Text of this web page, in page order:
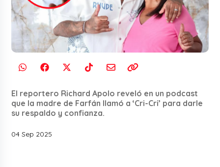
El reportero Richard Apolo reveló en un podcast
que la madre de Farfán llamó a ‘Cri-Cri’ para darle
su respaldo y confianza.
04 Sep 2025